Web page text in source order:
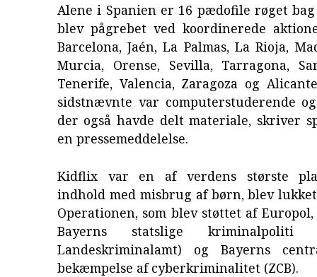
Alene i Spanien er 16 pædofile røget
blev pågrebet ved koordinerede
Barcelona, Jaén, La Palmas, La Rioja,
Murcia, Orense, Sevilla, Tarragona,
Tenerife, Valencia, Zaragoza og
sidstnævnte var computerstuderende
der også havde delt materiale, skriver
en pressemeddelelse.
Kidflix var en af verdens største
indhold med misbrug af børn, blev
Operationen, som blev støttet af
Bayerns statslige kriminalpoliti
Landeskriminalamt) og Bayerns
bekæmpelse af cyberkriminalitet (ZCB).